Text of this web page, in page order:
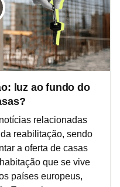
luz ao fundo do
relacionadas
reabilitação, sendo
a oferta de casas
que se vive
países europeus,